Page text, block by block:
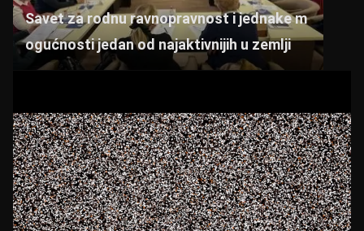
Savet za rodnu ravnopravnost i jednake m
ogućnosti jedan od najaktivnijih u zemlji